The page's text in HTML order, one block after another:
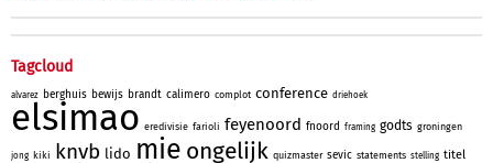
Tagcloud
alvarez berghuis bewijs brandt calimero complot conference driehoek
elsimao eredivisie farioli feyenoord fnoord framing godts groningen
jong kiki knvb lido mie ongelijk quizmaster sevic statements stelling titel